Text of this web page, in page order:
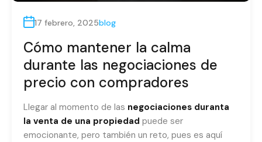
17 febrero, 2025blog
Cómo mantener la calma
durante las negociaciones de
precio con compradores
Llegar al momento de las negociaciones duranta
la venta de una propiedad puede ser
emocionante, pero también un reto, pues es aquí